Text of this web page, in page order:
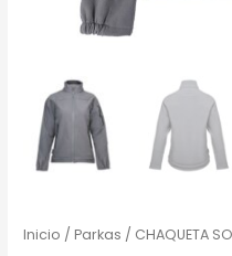
Inicio /Parkas / CHAQUETA